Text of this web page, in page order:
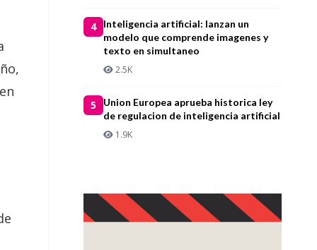
4
Inteligencia artificial: lanzan un
modelo que comprende imagenes y
texto en simultaneo
2.5K
5
Union Europea aprueba historica ley
de regulacion de inteligencia artificial
1.9K